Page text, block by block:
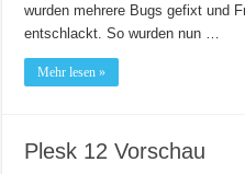
wurden mehrere Bugs gefixt und
entschlackt. So wurden nun …
Mehr lesen »
Plesk 12 Vorschau